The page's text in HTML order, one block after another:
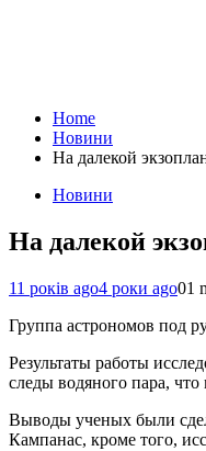
Home
Новини
На далекой
Новини
На далекой
11 років ago4 роки ago01
Группа астрономов под
Результаты работы
следы водяного пара,
Выводы ученых были
Кампанас, кроме того,